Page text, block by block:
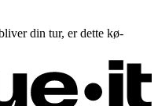
din tur, er dette kø-